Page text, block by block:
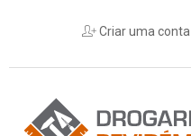
Criar uma conta